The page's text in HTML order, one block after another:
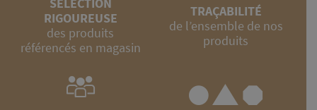
RIGOUREUSE
des produits
référencés en magasin
TRAÇABILITÉ
de l’ensemble de nos
produits